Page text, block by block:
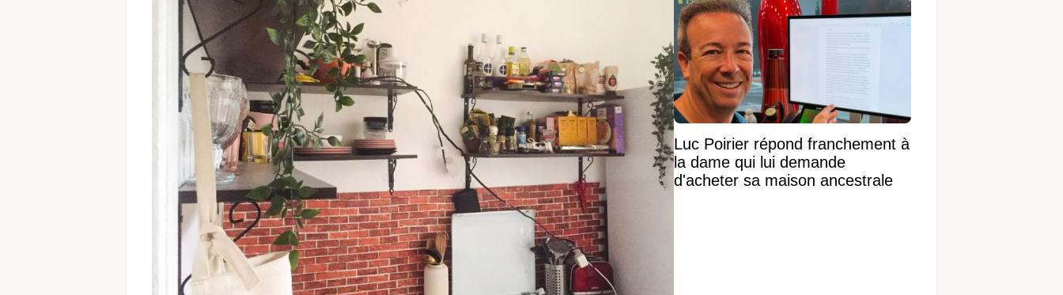
Luc Poirier répond franchement à
la dame qui lui demande
d'acheter sa maison ancestrale